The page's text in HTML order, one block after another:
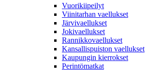
Vuorikiipeilyt
Viinitarhan vaellukset
Järvivaellukset
Jokivaellukset
Rannikkovaellukset
Kansallispuiston vaellukset
Kaupungin kierrokset
Perintömatkat